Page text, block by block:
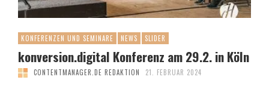
KONFERENZEN UND SEMINARE NEWS SLIDER
konversion.digital Konferenz am 29.2. in Köln
CONTENTMANAGER.DE REDAKTION 21. FEBRUAR 2024